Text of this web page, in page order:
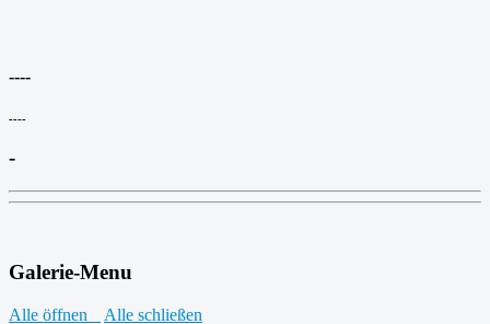
----
----
-
Galerie-Menu
Alle öffnen
Alle schließen